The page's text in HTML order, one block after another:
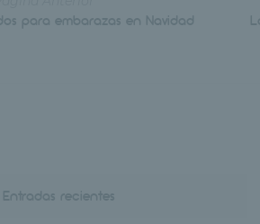
para embarazas en Navidad